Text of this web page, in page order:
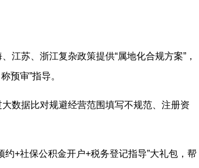
江苏、浙江复杂政策提供“属地化合规方案”，
预审”指导。
数据比对规避经营范围填写不规范、注册资
+社保公积金开户+税务登记指导”大礼包，帮